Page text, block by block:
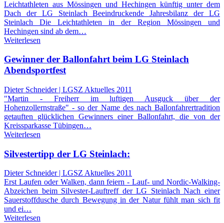
Leichtathleten aus Mössingen und Hechingen künftig unter dem
Dach der LG Steinlach Beeindruckende Jahresbilanz der LG
Steinlach Die Leichtathleten in der Region Mössingen und
Hechingen sind ab dem…
Weiterlesen
Gewinner der Ballonfahrt beim LG Steinlach
Abendsportfest
Dieter Schneider | LGSZ Aktuelles 2011
"Martin - Freiherr im luftigen Ausguck über der
Hohenzollernstraße" - so der Name des nach Ballonfahrertradition
getauften glücklichen Gewinners einer Ballonfahrt, die von der
Kreissparkasse Tübingen…
Weiterlesen
Silvestertipp der LG Steinlach:
Dieter Schneider | LGSZ Aktuelles 2011
Erst Laufen oder Walken, dann feiern - Lauf- und Nordic-Walking-
Abzeichen beim Silvester-Lauftreff der LG Steinlach Nach einer
Sauerstoffdusche durch Bewegung in der Natur fühlt man sich fit
und ei…
Weiterlesen